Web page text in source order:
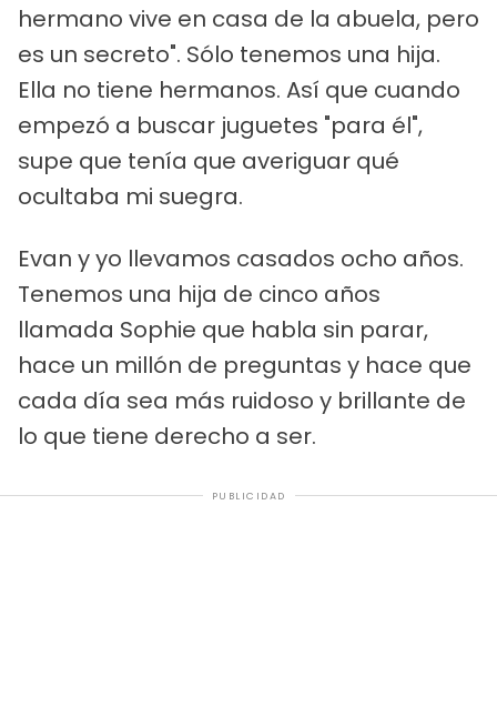
hermano vive en casa de la abuela, pero
es un secreto". Sólo tenemos una hija.
Ella no tiene hermanos. Así que cuando
empezó a buscar juguetes "para él",
supe que tenía que averiguar qué
ocultaba mi suegra.
Evan y yo llevamos casados ocho años.
Tenemos una hija de cinco años
llamada Sophie que habla sin parar,
hace un millón de preguntas y hace que
cada día sea más ruidoso y brillante de
lo que tiene derecho a ser.
PUBLICIDAD